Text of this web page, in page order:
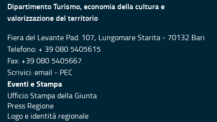
Dipartimento Turismo, economia della cultura e
valorizzazione del territorio
Fiera del Levante Pad. 107, Lungomare Starita - 70132 Bari
Telefono: + 39 080 5405615
Fax: +39 080 5405667
Scrivici:email - PEC
Eventi e Stampa
Ufficio Stampa della Giunta
Press Regione
Logo e identità regionale